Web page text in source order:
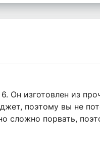
Он изготовлен из
поэтому вы не
сложно порвать,